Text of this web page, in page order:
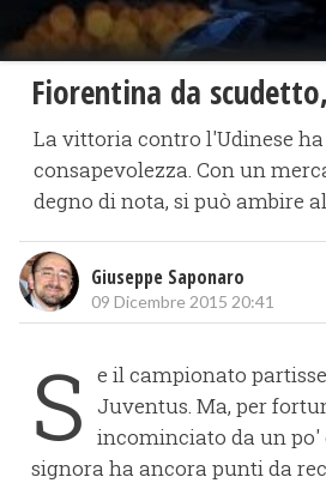
Fiorentina da
La vittoria contro l'Udinese
consapevolezza. Con un
degno di nota, si può ambire
Giuseppe Saponaro
09 Dicembre 2015 20:41
S e il campionato
Juventus. Ma, per
incominciato da un po'
signora ha ancora punti da